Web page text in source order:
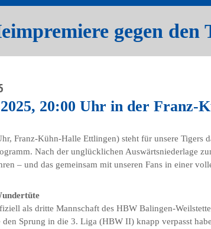
gegen den
20:00 Uhr in der Franz-
Franz-Kühn-Halle Ettlingen) steht für unsere Tigers
Nach der unglücklichen Auswärtsniederlage
– und das gemeinsam mit unseren Fans in einer
als dritte Mannschaft des HBW Balingen-
Sprung in die 3. Liga (HBW II) knapp verpasst